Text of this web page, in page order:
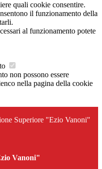
quali cookie consentire.
il funzionamento della
al funzionamento potete
non possono essere
nella pagina della cookie
Superiore "Ezio Vanoni"
Vanoni"